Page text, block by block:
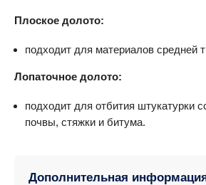
Плоское долото:
подходит для материалов средней
Лопаточное долото:
подходит для отбития штукатурки
почвы, стяжки и битума.
Дополнительная